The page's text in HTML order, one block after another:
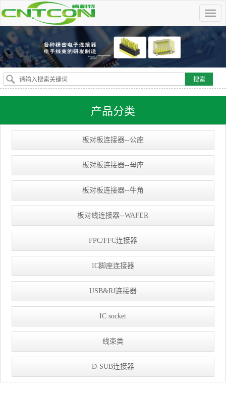
产品分类
板对板连接器--公座
板对板连接器--母座
板对板连接器--牛角
板对线连接器--WAFER
FPC/FFC连接器
IC脚座连接器
USB&RJ连接器
IC socket
线束类
D-SUB连接器